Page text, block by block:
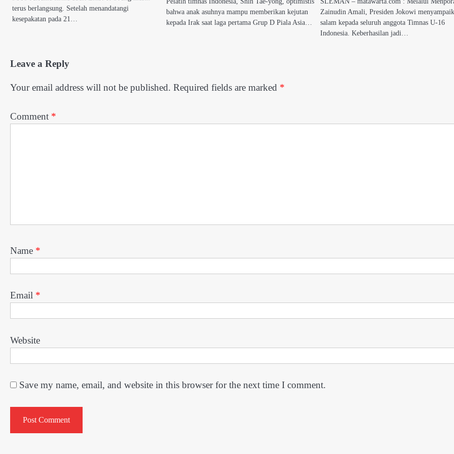
terus berlangsung. Setelah menandatangi
kesepakatan pada 21…
bahwa anak asuhnya mampu memberikan kejutan
kepada Irak saat laga pertama Grup D Piala Asia…
Zainudin Amali, Presiden Jokowi
salam kepada seluruh anggota Timnas U-16
Indonesia. Keberhasilan jadi…
Leave a Reply
Your email address will not be published. Required fields are marked *
Comment *
Name *
Email *
Website
Save my name, email, and website in this browser for the next time I comment.